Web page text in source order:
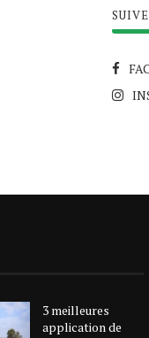
3 meilleures
application de